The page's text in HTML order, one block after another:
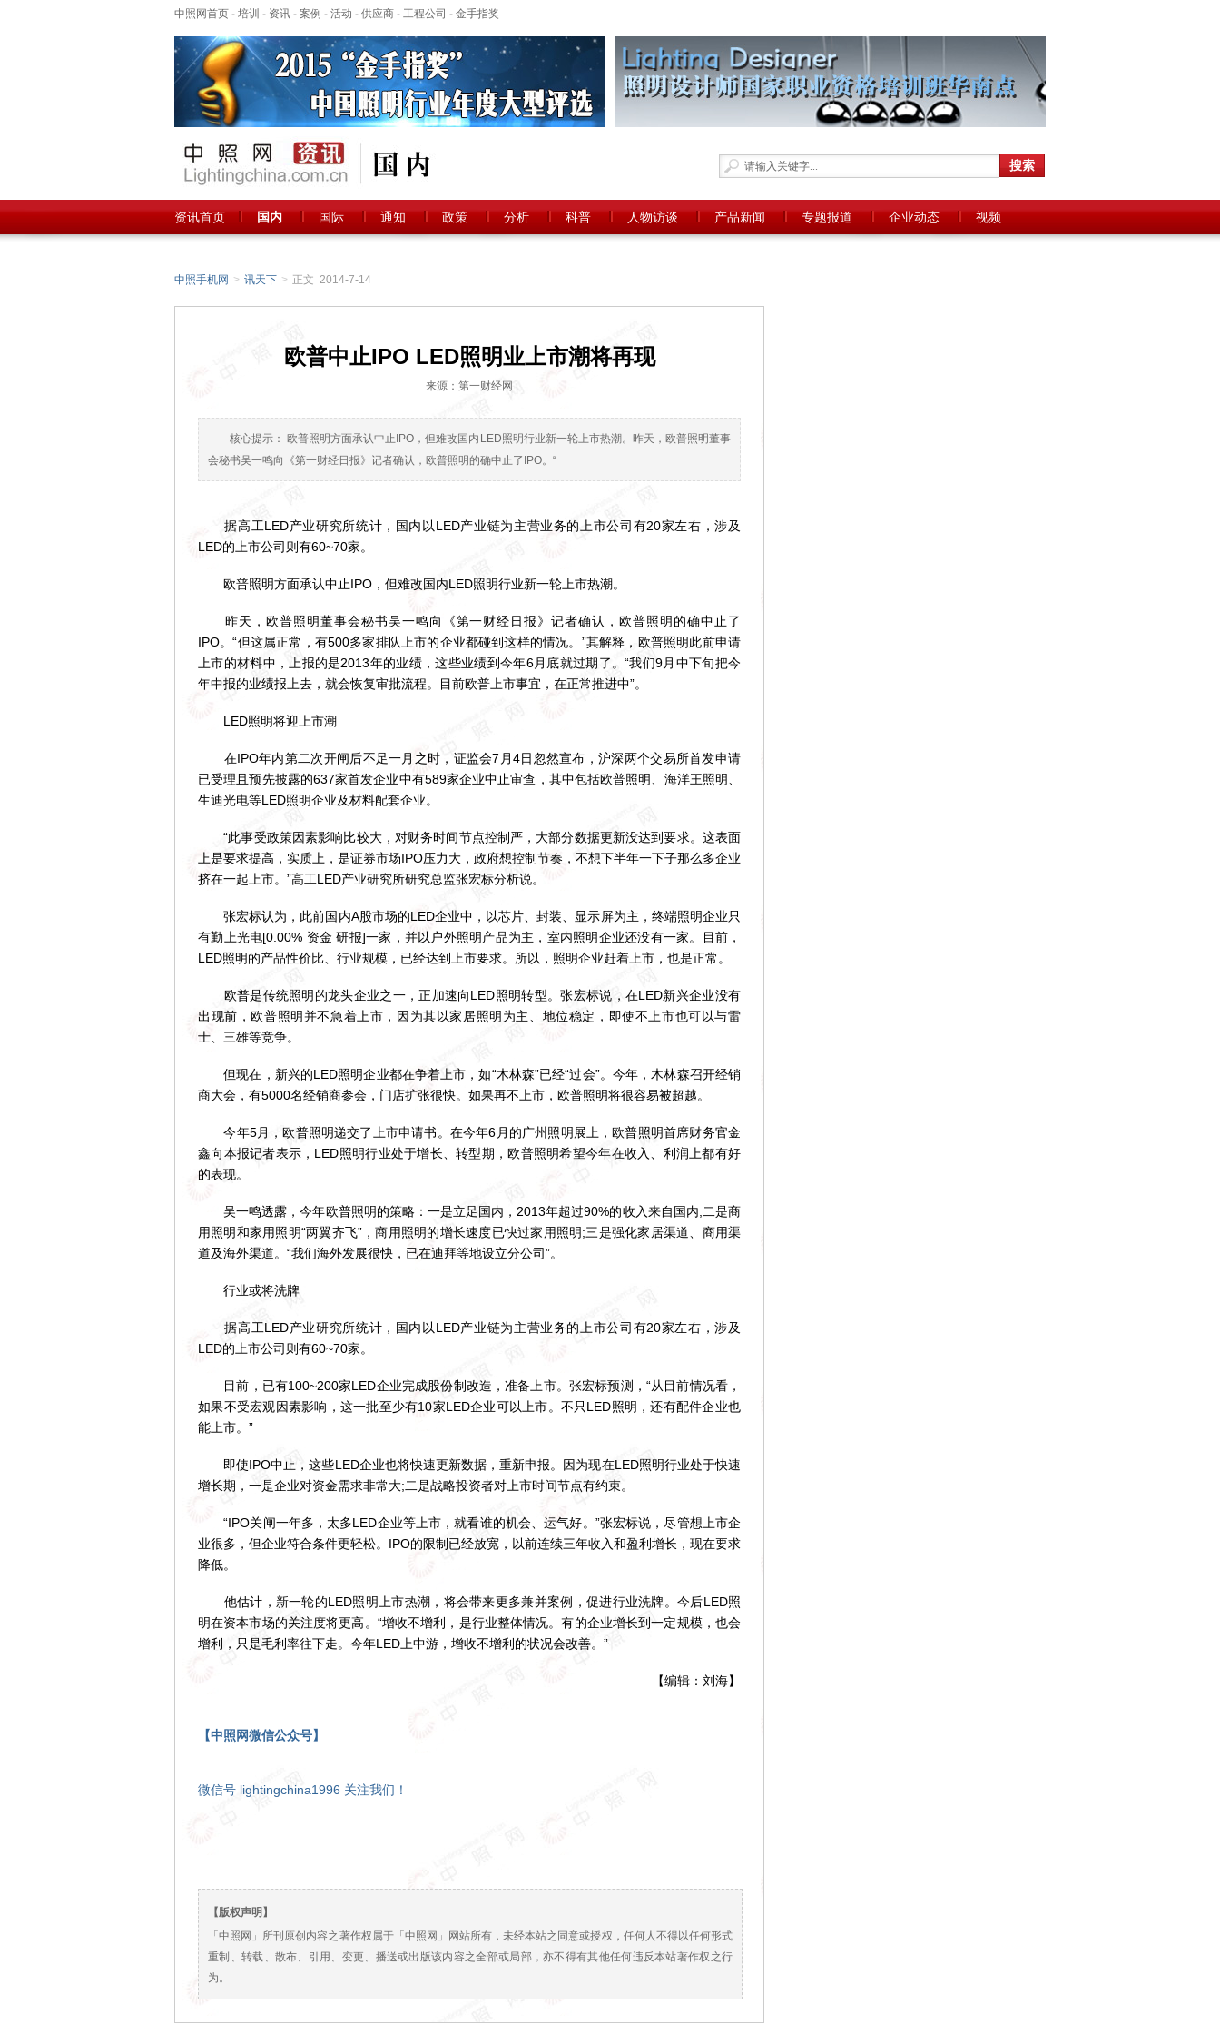
中照网首页 - 培训 - 资讯 - 案例 - 活动 - 供应商 - 工程公司 - 金手指奖
资讯首页 国内 国际 通知 政策 分析 科普 人物访谈 产品新闻 专题报道 企业动态 视频
中照手机网 > 讯天下 > 正文 2014-7-14
欧普中止IPO LED照明业上市潮将再现
来源：第一财经网
核心提示： 欧普照明方面承认中止IPO，但难改国内LED照明行业新一轮上市热潮。昨天，欧普照明董事
会秘书吴一鸣向《第一财经日报》记者确认，欧普照明的确中止了IPO。“
据高工LED产业研究所统计，国内以LED产业链为主营业务的上市公司有20家左右，涉及
LED的上市公司则有60~70家。
欧普照明方面承认中止IPO，但难改国内LED照明行业新一轮上市热潮。
昨天，欧普照明董事会秘书吴一鸣向《第一财经日报》记者确认，欧普照明的确中止了
IPO。“但这属正常，有500多家排队上市的企业都碰到这样的情况。”其解释，欧普照明此前申请
上市的材料中，上报的是2013年的业绩，这些业绩到今年6月底就过期了。“我们9月中下旬把今
年中报的业绩报上去，就会恢复审批流程。目前欧普上市事宜，在正常推进中”。
LED照明将迎上市潮
在IPO年内第二次开闸后不足一月之时，证监会7月4日忽然宣布，沪深两个交易所首发申请
已受理且预先披露的637家首发企业中有589家企业中止审查，其中包括欧普照明、海洋王照明、
生迪光电等LED照明企业及材料配套企业。
“此事受政策因素影响比较大，对财务时间节点控制严，大部分数据更新没达到要求。这表面
上是要求提高，实质上，是证券市场IPO压力大，政府想控制节奏，不想下半年一下子那么多企业
挤在一起上市。”高工LED产业研究所研究总监张宏标分析说。
张宏标认为，此前国内A股市场的LED企业中，以芯片、封装、显示屏为主，终端照明企业只
有勤上光电[0.00% 资金 研报]一家，并以户外照明产品为主，室内照明企业还没有一家。目前，
LED照明的产品性价比、行业规模，已经达到上市要求。所以，照明企业赶着上市，也是正常。
欧普是传统照明的龙头企业之一，正加速向LED照明转型。张宏标说，在LED新兴企业没有
出现前，欧普照明并不急着上市，因为其以家居照明为主、地位稳定，即使不上市也可以与雷
士、三雄等竞争。
但现在，新兴的LED照明企业都在争着上市，如“木林森”已经“过会”。今年，木林森召开经销
商大会，有5000名经销商参会，门店扩张很快。如果再不上市，欧普照明将很容易被超越。
今年5月，欧普照明递交了上市申请书。在今年6月的广州照明展上，欧普照明首席财务官金
鑫向本报记者表示，LED照明行业处于增长、转型期，欧普照明希望今年在收入、利润上都有好
的表现。
吴一鸣透露，今年欧普照明的策略：一是立足国内，2013年超过90%的收入来自国内;二是商
用照明和家用照明“两翼齐飞”，商用照明的增长速度已快过家用照明;三是强化家居渠道、商用渠
道及海外渠道。“我们海外发展很快，已在迪拜等地设立分公司”。
行业或将洗牌
据高工LED产业研究所统计，国内以LED产业链为主营业务的上市公司有20家左右，涉及
LED的上市公司则有60~70家。
目前，已有100~200家LED企业完成股份制改造，准备上市。张宏标预测，“从目前情况看，
如果不受宏观因素影响，这一批至少有10家LED企业可以上市。不只LED照明，还有配件企业也
能上市。”
即使IPO中止，这些LED企业也将快速更新数据，重新申报。因为现在LED照明行业处于快速
增长期，一是企业对资金需求非常大;二是战略投资者对上市时间节点有约束。
“IPO关闸一年多，太多LED企业等上市，就看谁的机会、运气好。”张宏标说，尽管想上市企
业很多，但企业符合条件更轻松。IPO的限制已经放宽，以前连续三年收入和盈利增长，现在要求
降低。
他估计，新一轮的LED照明上市热潮，将会带来更多兼并案例，促进行业洗牌。今后LED照
明在资本市场的关注度将更高。“增收不增利，是行业整体情况。有的企业增长到一定规模，也会
增利，只是毛利率往下走。今年LED上中游，增收不增利的状况会改善。”
【编辑：刘海】
【中照网微信公众号】
微信号 lightingchina1996 关注我们！
【版权声明】
「中照网」所刊原创内容之著作权属于「中照网」网站所有，未经本站之同意或授权，任何人不得以任何形式
重制、转载、散布、引用、变更、播送或出版该内容之全部或局部，亦不得有其他任何违反本站著作权之行
为。